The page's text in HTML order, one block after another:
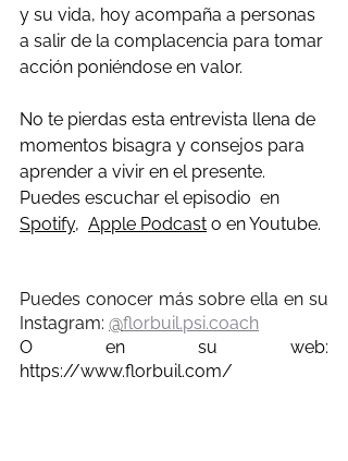
y su vida, hoy acompaña a personas
a salir de la complacencia para tomar
acción poniéndose en valor.
No te pierdas esta entrevista llena de
momentos bisagra y consejos para
aprender a vivir en el presente.
Puedes escuchar el episodio  en
Spotify, Apple Podcast o en Youtube.
Puedes conocer más sobre ella en su
Instagram: @florbuil.psi.coach
https://www.florbuil.com/